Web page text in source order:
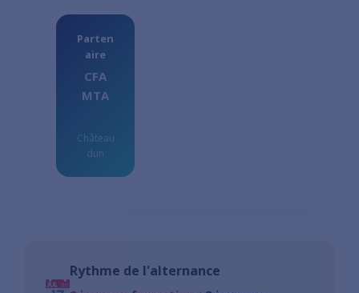
Parten
aire
CFA
MTA
Château
dun
Rythme de l'alternance